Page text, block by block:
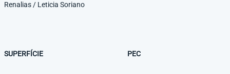
Renalias / Leticia Soriano
SUPERFÍCIE PEC